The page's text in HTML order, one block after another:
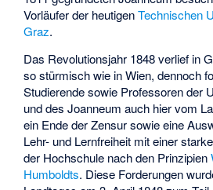
Vorläufer der heutigenTechnischen
Graz.
Das Revolutionsjahr 1848 verlief in
so stürmisch wie in Wien, dennoch
Studierende sowie Professoren der
und des Joanneum auch hier vom
ein Ende der Zensur sowie eine
Lehr- und Lernfreiheit mit einer
der Hochschule nach den Prinzipien
Humboldts. Diese Forderungen